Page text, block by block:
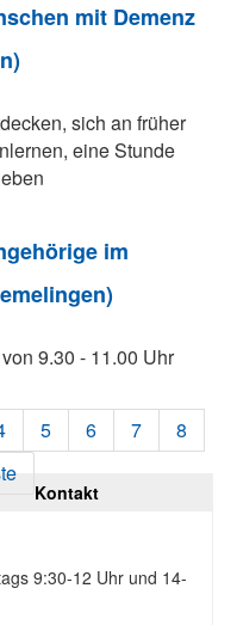
mit Demenz
sich an früher
eine Stunde
im
9.30 - 11.00 Uhr
5 6 7
8
Kontakt
9:30-12 Uhr und 14-